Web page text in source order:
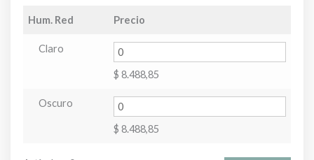
Hum. Red Precio
Claro
$ 8.488,85
Oscuro
$ 8.488,85